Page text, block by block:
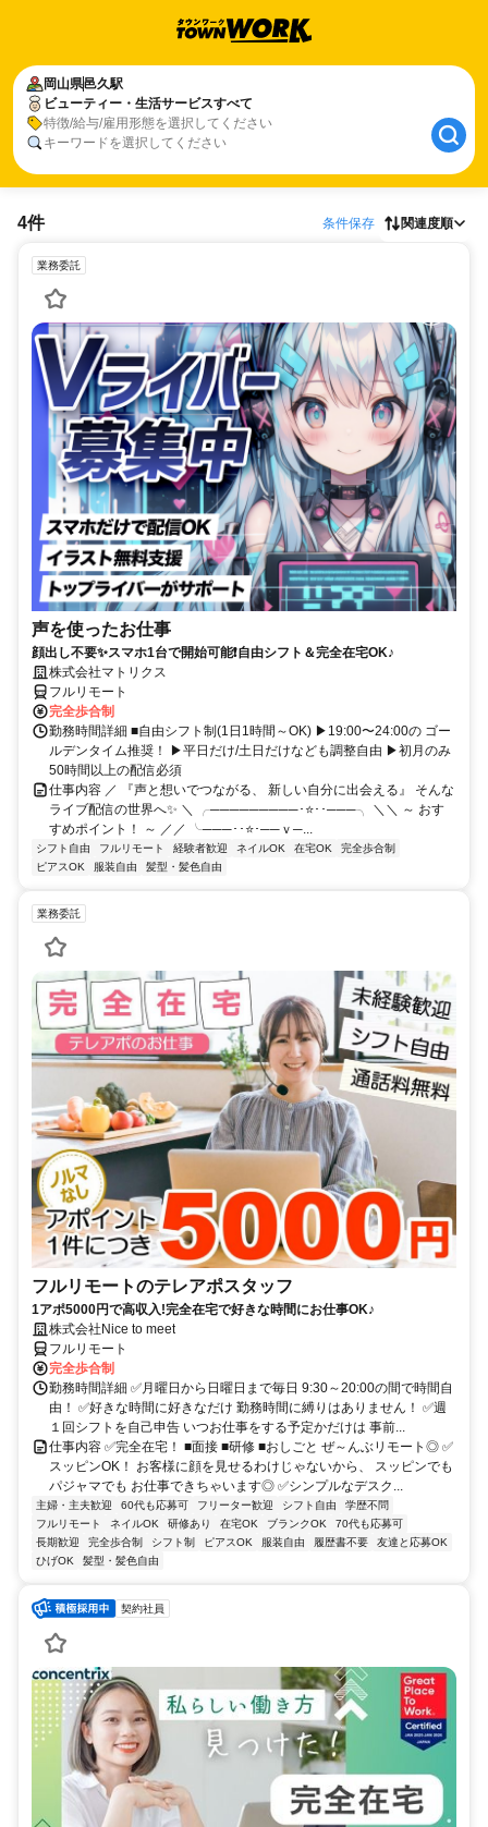
岡山県邑久駅
ビューティー・生活サービスすべて
特徴/給与/雇用形態を選択してください
キーワードを選択してください
4件 条件保存 関連度順
業務委託
声を使ったお仕事
顔出し不要✨スマホ1台で開始可能❗自由シフト＆完全在宅OK♪
株式会社マトリクス
フルリモート
完全歩合制
勤務時間詳細 ■自由シフト制(1日1時間～OK) ▶19:00〜24:00の ゴー
ルデンタイム推奨！ ▶平日だけ/土日だけなども調整自由 ▶初月のみ
50時間以上の配信必須
仕事内容 ／ 『声と想いでつながる、 新しい自分に出会える』 そんな
ライブ配信の世界へ✨ ＼ ╭─────────･⭐･･───╮ ＼＼ ～ おす
すめポイント！ ～ ／／ ╰───･･⭐･──ｖ─...
シフト自由 フルリモート 経験者歓迎 ネイルOK 在宅OK
完全歩合制
ピアスOK
服装自由 髪型・髪色自由
業務委託
フルリモートのテレアポスタッフ
1アポ5000円で高収入!完全在宅で好きな時間にお仕事OK♪
株式会社Nice to meet
フルリモート
完全歩合制
勤務時間詳細 ✅月曜日から日曜日まで毎日 9:30～20:00の間で時間自
由！ ✅好きな時間に好きなだけ 勤務時間に縛りはありません！ ✅週
１回シフトを自己申告 いつお仕事をする予定かだけは 事前...
仕事内容 ✅完全在宅！ ■面接 ■研修 ■おしごと ぜ～んぶリモート◎ ✅
スッピンOK！ お客様に顔を見せるわけじゃないから、 スッピンでも
パジャマでも お仕事できちゃいます◎ ✅シンプルなデスク...
主婦・主夫歓迎 60代も応募可 フリーター歓迎 シフト自由
学歴不問
フルリモート
ネイルOK 研修あり 在宅OK ブランクOK
70代も応募可
長期歓迎
完全歩合制 シフト制 ピアスOK 服装自由 履歴書不要
友達と応募OK
ひげOK
髪型・髪色自由
契約社員